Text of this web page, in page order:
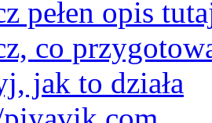
pełen opis
co
jak to działa